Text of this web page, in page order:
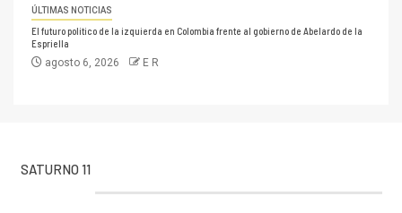
ÚLTIMAS NOTICIAS
El futuro político de la izquierda en Colombia frente al gobierno de Abelardo de la
Espriella
agosto 6, 2026 E R
SATURNO 11